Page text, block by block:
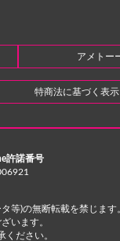
アメトー
特商法に基づく表示
許諾番号
等)の無断転載を禁じます
います。
ください。